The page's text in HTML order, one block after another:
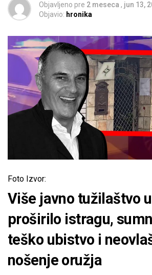
Objavljeno pre 2 meseca , jun 13,
Objavio: hronika
Foto Izvor:
Više javno tužilaštvo
proširilo istragu,
teško ubistvo i
nošenje oružja